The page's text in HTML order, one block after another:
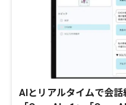
AIとリアルタイムで会